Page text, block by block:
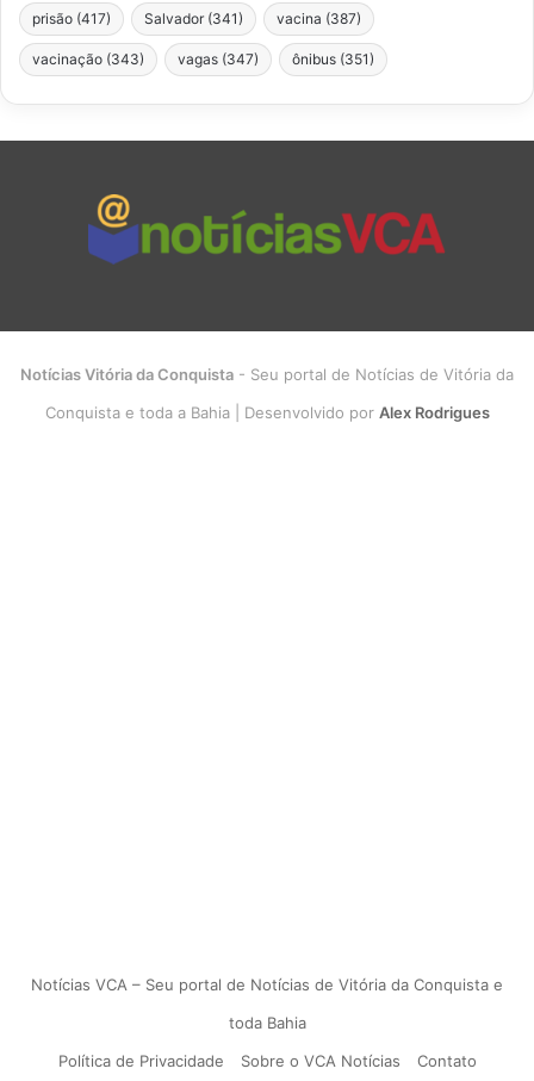
prisão (417) Salvador (341) vacina (387)
vacinação (343) vagas (347) ônibus (351)
Notícias Vitória da Conquista - Seu portal de Notícias de Vitória da
Conquista e toda a Bahia | Desenvolvido por Alex Rodrigues
Notícias VCA – Seu portal de Notícias de Vitória da Conquista e
toda Bahia
Política de Privacidade
Sobre o VCA Notícias Contato